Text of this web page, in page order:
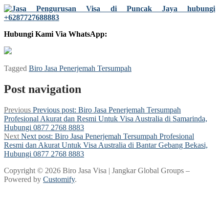
Hubungi Kami Via WhatsApp:
Tagged Biro Jasa Penerjemah Tersumpah
Post navigation
Previous Previous post: Biro Jasa Penerjemah Tersumpah
Profesional Akurat dan Resmi Untuk Visa Australia di Samarinda,
Hubungi 0877 2768 8883
Next Next post: Biro Jasa Penerjemah Tersumpah Profesional
Resmi dan Akurat Untuk Visa Australia di Bantar Gebang Bekasi,
Hubungi 0877 2768 8883
Copyright © 2026 Biro Jasa Visa | Jangkar Global Groups –
Powered by Customify.